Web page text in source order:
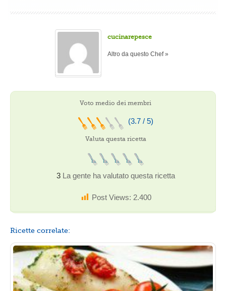
cucinarepesce
Altro da questo Chef »
Voto medio dei membri
(3.7 / 5)
Valuta questa ricetta
3 La gente ha valutato questa ricetta
Post Views: 2.400
Ricette correlate: